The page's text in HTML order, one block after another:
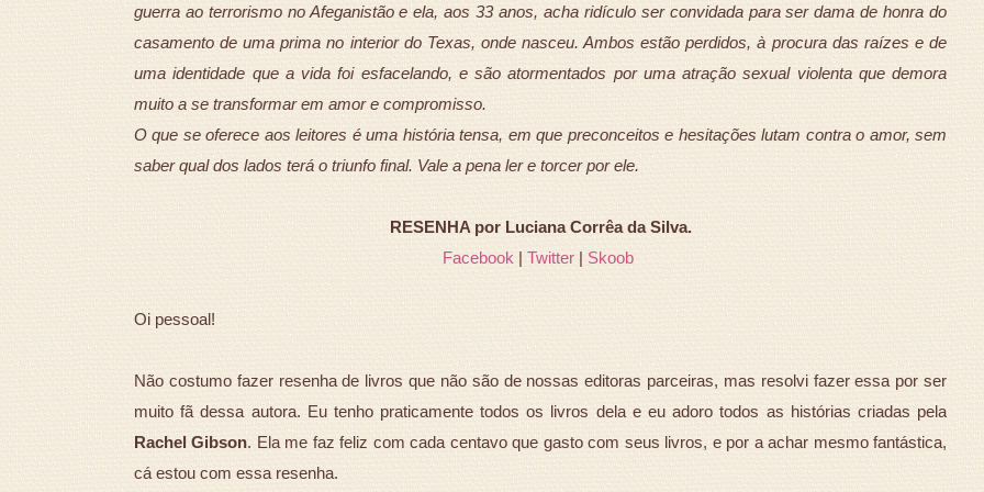
guerra ao terrorismo no Afeganistão e ela, aos 33 anos, acha ridículo ser convidada para ser dama de honra do
casamento de uma prima no interior do Texas, onde nasceu. Ambos estão perdidos, à procura das raízes e de
uma identidade que a vida foi esfacelando, e são atormentados por uma atração sexual violenta que demora
muito a se transformar em amor e compromisso.
O que se oferece aos leitores é uma história tensa, em que preconceitos e hesitações lutam contra o amor, sem
saber qual dos lados terá o triunfo final. Vale a pena ler e torcer por ele.
RESENHA por Luciana Corrêa da Silva.
Facebook |Twitter| Skoob
Oi pessoal!
Não costumo fazer resenha de livros que não são de nossas editoras parceiras, mas resolvi fazer essa por ser
muito fã dessa autora. Eu tenho praticamente todos os livros dela e eu adoro todos as histórias criadas pela
Rachel Gibson. Ela me faz feliz com cada centavo que gasto com seus livros, e por a achar mesmo fantástica,
cá estou com essa resenha.